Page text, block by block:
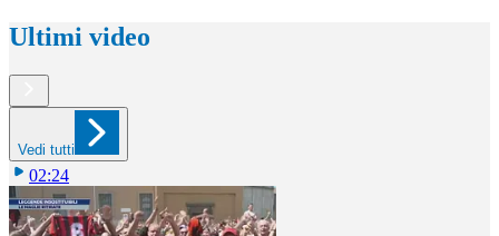
Ultimi video
Vedi tutti
02:24